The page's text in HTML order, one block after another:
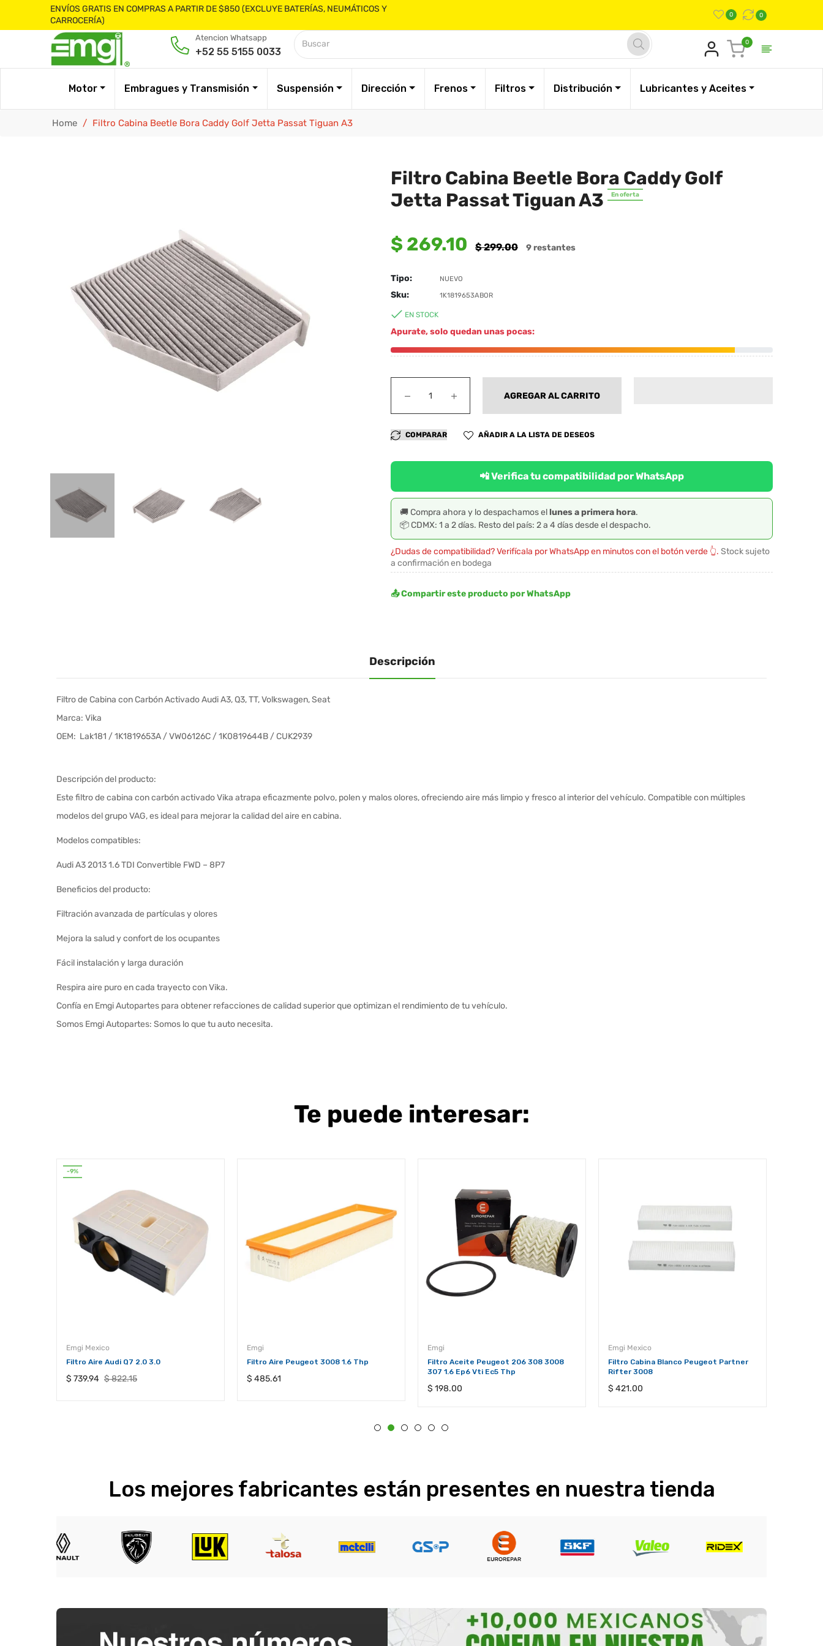
ENVÍOS GRATIS EN COMPRAS A PARTIR DE $850 (EXCLUYE BATERÍAS, NEUMÁTICOS Y
CARROCERÍA)
0 0
Atencion Whatsapp
+52 55 5155 0033
Carrito
0
Motor Embragues y Transmisión Suspensión Dirección Frenos Filtros Distribución Lubricantes y Aceites
Home / Filtro Cabina Beetle Bora Caddy Golf Jetta Passat Tiguan A3
Filtro Cabina Beetle Bora Caddy Golf
Jetta Passat Tiguan A3
En oferta
$ 269.10
Precio
$ 299.00 9 restantes
Tipo: NUEVO
Sku: 1K1819653ABOR
EN STOCK
Apurate, solo quedan unas pocas:
− + AGREGAR AL CARRITO
COMPARAR AÑADIR A LA LISTA DE DESEOS
📲 Verifica tu compatibilidad por WhatsApp
🚚 Compra ahora y lo despachamos ellunes a primera hora.
📦 CDMX: 1 a 2 días. Resto del país: 2 a 4 días desde el despacho.
¿Dudas de compatibilidad? Verifícala por WhatsApp en minutos con el botón verde 👆. Stock sujeto
a confirmación en bodega
📤 Compartir este producto por WhatsApp
Descripción
Filtro de Cabina con Carbón Activado Audi A3, Q3, TT, Volkswagen, Seat
Marca: Vika
OEM: Lak181 / 1K1819653A / VW06126C / 1K0819644B / CUK2939
Descripción del producto:
Este filtro de cabina con carbón activado Vika atrapa eficazmente polvo, polen y malos olores, ofreciendo aire más limpio y fresco al interior del vehículo. Compatible con múltiples
modelos del grupo VAG, es ideal para mejorar la calidad del aire en cabina.
Modelos compatibles:
Audi A3 2013 1.6 TDI Convertible FWD – 8P7
Beneficios del producto:
Filtración avanzada de partículas y olores
Mejora la salud y confort de los ocupantes
Fácil instalación y larga duración
Respira aire puro en cada trayecto con Vika.
Confía en Emgi Autopartes para obtener refacciones de calidad superior que optimizan el rendimiento de tu vehículo.
Somos Emgi Autopartes: Somos lo que tu auto necesita.
Te puede interesar:
-9%
Emgi Mexico
Filtro Aire Audi Q7 2.0 3.0
Precio
$ 739.94 $ 822.15Precio
Emgi
Filtro Aire Peugeot 3008 1.6 Thp
Precio
$ 485.61
Emgi
Filtro Aceite Peugeot 206 308 3008
307 1.6 Ep6 Vti Ec5 Thp
Precio
$ 198.00
Emgi Mexico
Filtro Cabina Blanco Peugeot Partner
Rifter 3008
Precio
$ 421.00
Los mejores fabricantes están presentes en nuestra tienda